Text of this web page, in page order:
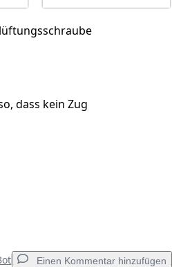
dass kein Zug
Einen Kommentar hinzufügen